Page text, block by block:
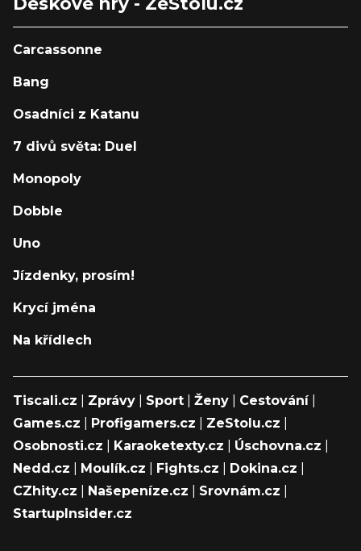
Carcassonne
Bang
Osadníci z Katanu
7 divů světa: Duel
Monopoly
Dobble
Uno
Jízdenky, prosím!
Krycí jména
Na křídlech
Tiscali.cz Zprávy Sport Ženy Cestování|
Games.cz
Profigamers.cz ZeStolu.cz
Osobnosti.cz
Karaoketexty.cz Úschovna.cz
Nedd.cz
Moulík.cz Fights.cz Dokina.cz
CZhity.cz
Našepeníze.cz Srovnám.cz
StartupInsider.cz